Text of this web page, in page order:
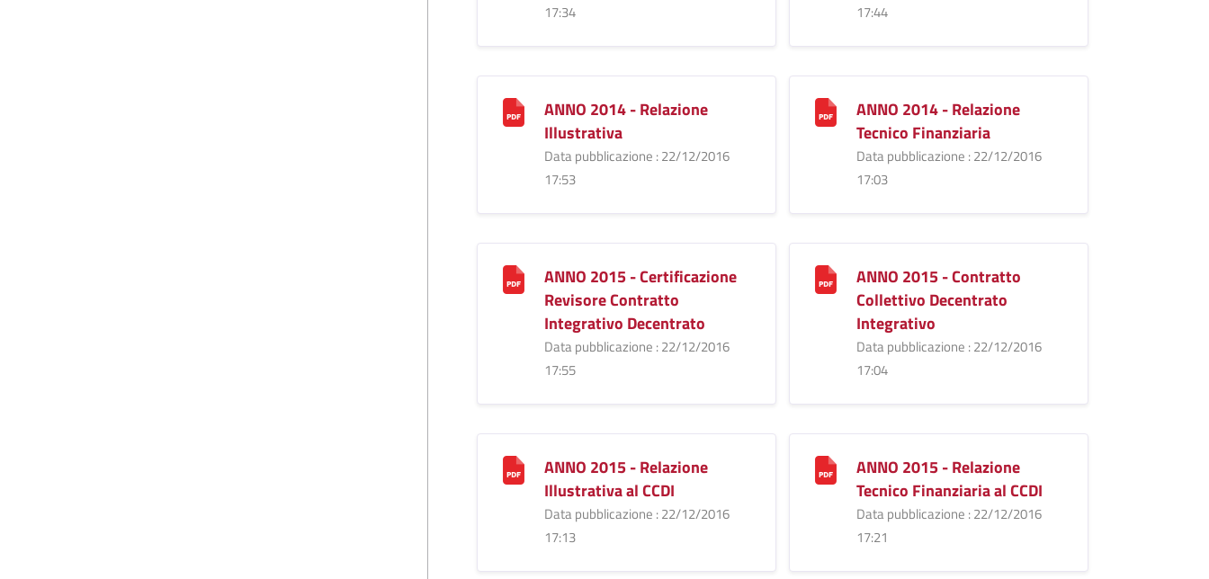
17:34
17:44
ANNO 2014 - Relazione
Illustrativa
Data pubblicazione : 22/12/2016
17:53
ANNO 2014 - Relazione
Tecnico Finanziaria
Data pubblicazione : 22/12/2016
17:03
ANNO 2015 - Certificazione
Revisore Contratto
Integrativo Decentrato
Data pubblicazione : 22/12/2016
17:55
ANNO 2015 - Contratto
Collettivo Decentrato
Integrativo
Data pubblicazione : 22/12/2016
17:04
ANNO 2015 - Relazione
Illustrativa al CCDI
Data pubblicazione : 22/12/2016
17:13
ANNO 2015 - Relazione
Tecnico Finanziaria al CCDI
Data pubblicazione : 22/12/2016
17:21